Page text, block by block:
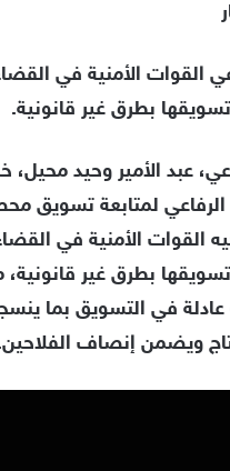
القوات الأمنية في
بطرق غير قانونية.
عبد الأمير وحيد محيل،
الرفاعي لمتابعة تسويق
القوات الأمنية في
بطرق غير
في التسويق بما
ويضمن إنصاف